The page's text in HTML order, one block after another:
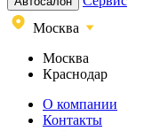
Москва
Москва
Краснодар
О компании
Контакты